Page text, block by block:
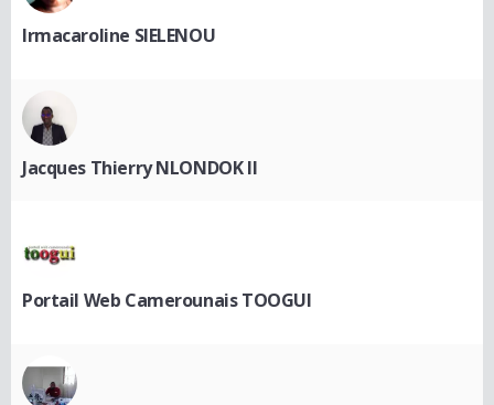
Irmacaroline SIELENOU
Jacques Thierry NLONDOK II
Portail Web Camerounais TOOGUI